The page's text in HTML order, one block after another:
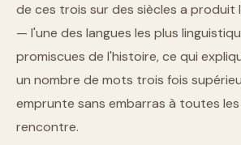
de ces trois sur des siècles a produit
— l'une des langues les plus
promiscues de l'histoire, ce qui
un nombre de mots trois fois
emprunte sans embarras à toutes les
rencontre.